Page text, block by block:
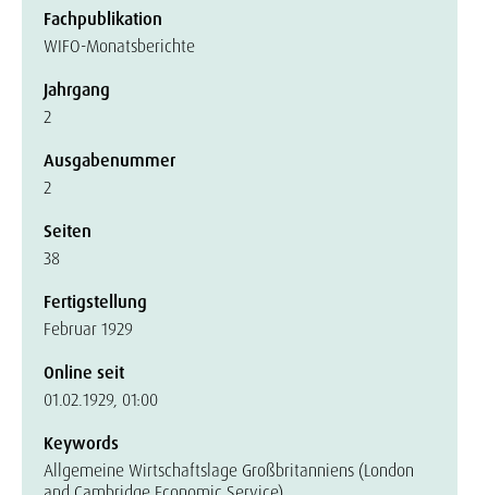
Fachpublikation
WIFO-Monatsberichte
Jahrgang
2
Ausgabenummer
2
Seiten
38
Fertigstellung
Februar 1929
Online seit
01.02.1929, 01:00
Keywords
Allgemeine Wirtschaftslage Großbritanniens (London